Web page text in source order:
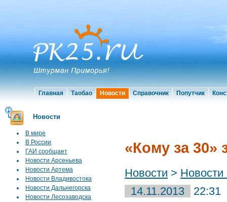
Главная Таобао Новости Справочник Попутчик
Новости
В мире
В России
ГАИ сообщает
Новости Арсеньева
Новости Артема
Новости Владивостока
Новости Дальнегорска
Новости Лесозаводска
«Кому за 30»
Новости > Новости
14.11.2013
22:31